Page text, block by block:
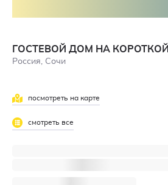
ГОСТЕВОЙ ДОМ НА КОРОТКОЙ
Россия, Сочи
посмотреть на карте
смотреть все